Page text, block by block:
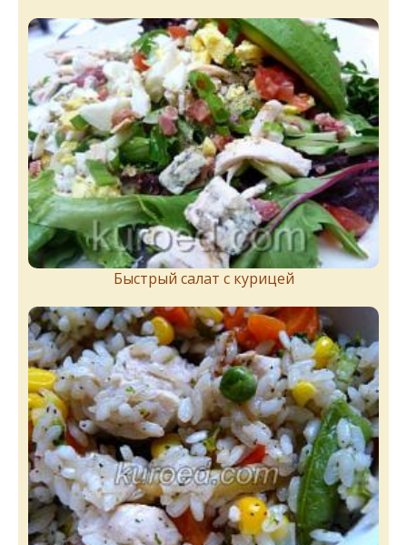
Быстрый салат с курицей